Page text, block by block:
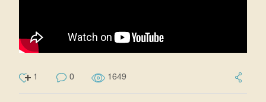
1 0 1649